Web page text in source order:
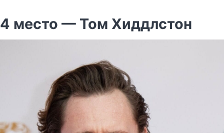
4 место — Том Хиддлстон